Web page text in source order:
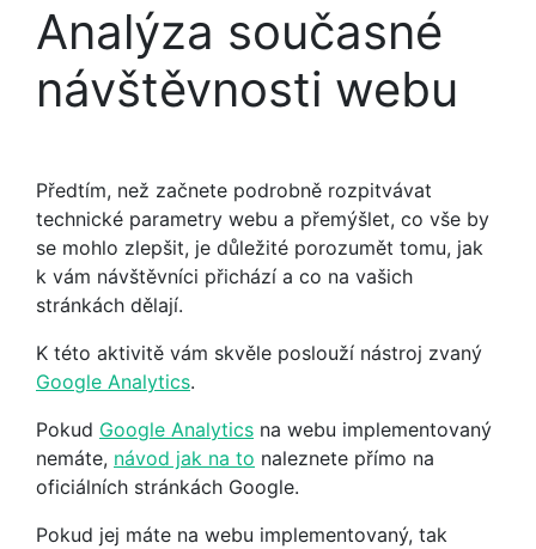
Analýza současné
návštěvnosti webu
Předtím, než začnete podrobně rozpitvávat
technické parametry webu a přemýšlet, co vše by
se mohlo zlepšit, je důležité porozumět tomu, jak
k vám návštěvníci přichází a co na vašich
stránkách dělají.
K této aktivitě vám skvěle poslouží nástroj zvaný
Google Analytics.
Pokud Google Analytics na webu implementovaný
nemáte, návod jak na to naleznete přímo na
oficiálních stránkách Google.
Pokud jej máte na webu implementovaný, tak